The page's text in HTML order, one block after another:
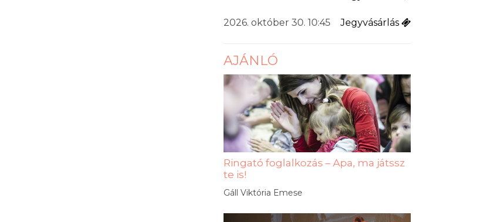
2026. október 30. 10:45 Jegyvásárlás
AJÁNLÓ
Ringató foglalkozás – Apa, ma játssz
te is!
Gáll Viktória Emese